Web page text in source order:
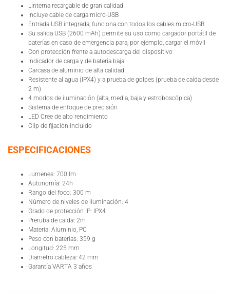
Linterna recargable de gran calidad
Incluye cable de carga micro-USB
Entrada USB integrada, funciona con todos los cables micro-USB
Su salida USB (2600 mAh) permite su uso como cargador portátil de
baterías en caso de emergencia para, por ejemplo, cargar el móvil
Con protección frente a autodescarga del dispositivo
Indicador de carga y de batería baja
Carcasa de aluminio de alta calidad
Resistente al agua (IPX4) y a prueba de golpes (prueba de caída desde
2 m)
4 modos de iluminación (alta, media, baja y estroboscópica)
Sistema de enfoque de precisión
LED Cree de alto rendimiento
Clip de fijación incluido
ESPECIFICACIONES
Lumenes: 700 lm
Autonomía: 24h
Rango del foco: 300 m
Número de niveles de iluminación: 4
Grado de protección IP: IPX4
Preruba de caida: 2m
Material Aluminio, PC
Peso con baterías: 359 g
Longitud: 225 mm
Diametro cableza: 42 mm
Garantía VARTA 3 años